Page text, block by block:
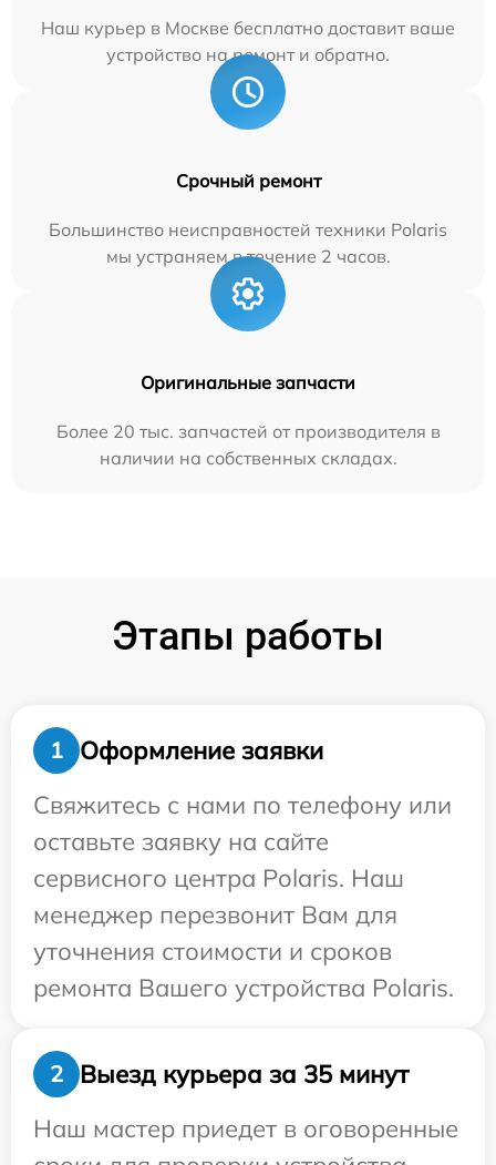
Наш курьер в Москве бесплатно доставит ваше
устройство на ремонт и обратно.
Срочный ремонт
Большинство неисправностей техники Polaris
мы устраняем в течение 2 часов.
Оригинальные запчасти
Более 20 тыс. запчастей от производителя в
наличии на собственных складах.
Этапы работы
1
Оформление заявки
Свяжитесь с нами по телефону или
оставьте заявку на сайте
сервисного центра Polaris. Наш
менеджер перезвонит Вам для
уточнения стоимости и сроков
ремонта Вашего устройства Polaris.
2
Выезд курьера за 35 минут
Наш мастер приедет в оговоренные